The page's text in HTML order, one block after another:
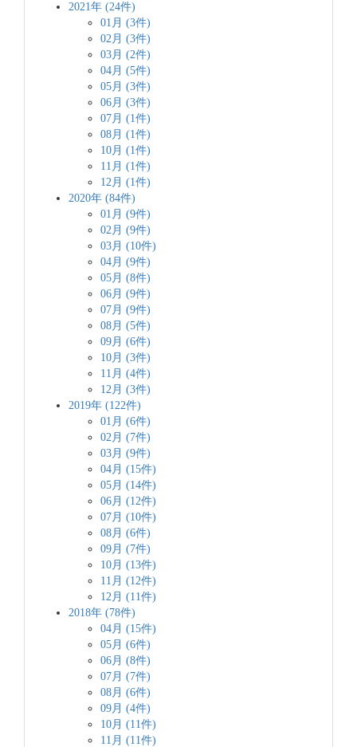
2021年 (24件)
01月 (3件)
02月 (3件)
03月 (2件)
04月 (5件)
05月 (3件)
06月 (3件)
07月 (1件)
08月 (1件)
10月 (1件)
11月 (1件)
12月 (1件)
2020年 (84件)
01月 (9件)
02月 (9件)
03月 (10件)
04月 (9件)
05月 (8件)
06月 (9件)
07月 (9件)
08月 (5件)
09月 (6件)
10月 (3件)
11月 (4件)
12月 (3件)
2019年 (122件)
01月 (6件)
02月 (7件)
03月 (9件)
04月 (15件)
05月 (14件)
06月 (12件)
07月 (10件)
08月 (6件)
09月 (7件)
10月 (13件)
11月 (12件)
12月 (11件)
2018年 (78件)
04月 (15件)
05月 (6件)
06月 (8件)
07月 (7件)
08月 (6件)
09月 (4件)
10月 (11件)
11月 (11件)